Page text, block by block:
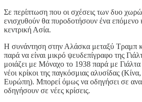
Σε περίπτωση που οι σχέσεις των δυο
ενισχυθούν θα πυροδοτήσουν ένα επόμενο
κεντρική Ασία.
Η συνάντηση στην Αλάσκα μεταξύ Τραμπ
παρά να είναι μικρό ψευδεπίγραφο της
μοιάζει με Μόναχο το 1938 παρά με
νέοι κρίκοι της παγκόσμιας αλυσίδας
Ευρώπη). Μπορεί όμως να οδηγήσει σε
οδηγήσουν σε νέες κρίσεις.